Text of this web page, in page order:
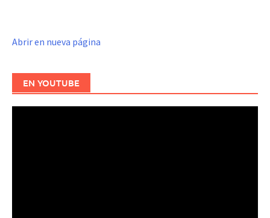
Abrir en nueva página
EN YOUTUBE